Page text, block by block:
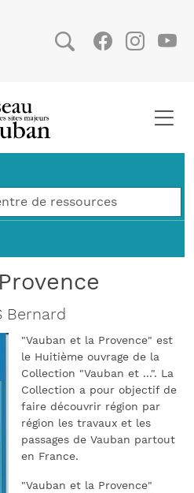
Social
Bernard
"Vauban et la Provence" est
le Huitième ouvrage de la
Collection "Vauban et ...". La
Collection a pour objectif de
faire découvrir région par
région les travaux et les
passages de Vauban partout
en France.
"Vauban et la Provence"